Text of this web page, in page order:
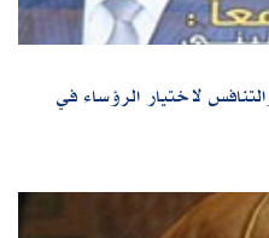
لاختيار الرؤساء في